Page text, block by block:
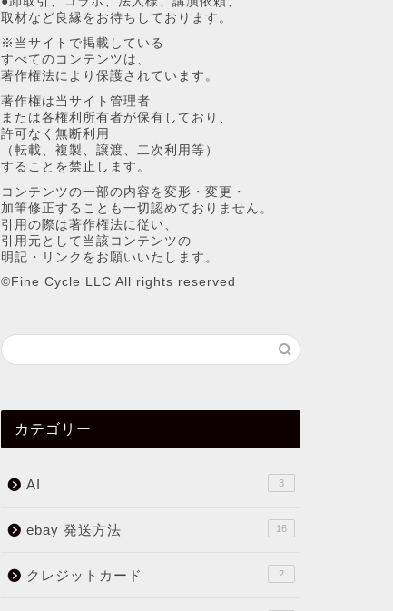
取材など良縁をお待ちしております。
※当サイトで掲載している
すべてのコンテンツは、
著作権法により保護されています。
著作権は当サイト管理者
または各権利所有者が保有しており、
許可なく無断利用
（転載、複製、譲渡、二次利用等）
することを禁止します。
コンテンツの一部の内容を変形・変更・
加筆修正することも一切認めておりません。
引用の際は著作権法に従い、
引用元として当該コンテンツの
明記・リンクをお願いいたします。
©︎Fine Cycle LLC All rights reserved
カテゴリー
AI 3
ebay 発送方法 16
クレジットカード 2